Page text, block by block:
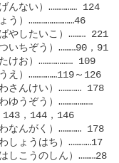
んない）…………… 124
う）……………………46
やしたいこ）……… 221
いちぞう）………90，91
けお）……………… 109
え）……………119～126
さんけい）………… 178
ゆうぞう）………………
，144，146
なんがく）………… 178
しょうはち）…………17
しこうのしん）………28